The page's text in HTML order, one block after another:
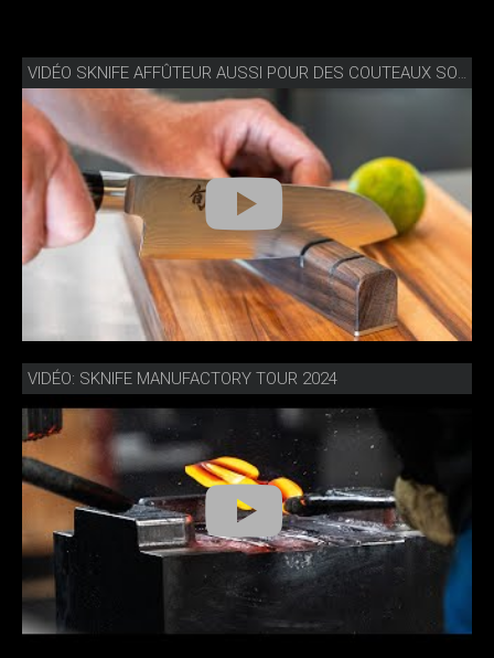
VIDÉO: SKNIFE MANUFACTORY TOUR 2024